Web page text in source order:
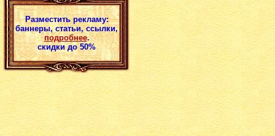
Разместить рекламу:
баннеры, статьи, ссылки,
подробнее.
скидки до 50%